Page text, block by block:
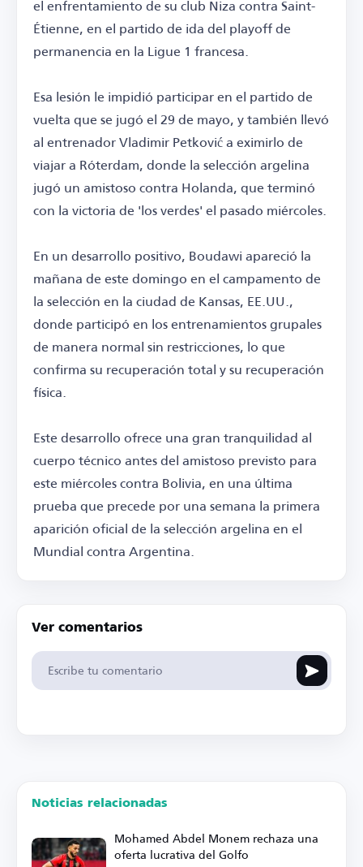
el enfrentamiento de su club Niza contra Saint-
Étienne, en el partido de ida del playoff de
permanencia en la Ligue 1 francesa.
Esa lesión le impidió participar en el partido de
vuelta que se jugó el 29 de mayo, y también llevó
al entrenador Vladimir Petković a eximirlo de
viajar a Róterdam, donde la selección argelina
jugó un amistoso contra Holanda, que terminó
con la victoria de 'los verdes' el pasado miércoles.
En un desarrollo positivo, Boudawi apareció la
mañana de este domingo en el campamento de
la selección en la ciudad de Kansas, EE.UU.,
donde participó en los entrenamientos grupales
de manera normal sin restricciones, lo que
confirma su recuperación total y su recuperación
física.
Este desarrollo ofrece una gran tranquilidad al
cuerpo técnico antes del amistoso previsto para
este miércoles contra Bolivia, en una última
prueba que precede por una semana la primera
aparición oficial de la selección argelina en el
Mundial contra Argentina.
Ver comentarios
Noticias relacionadas
Mohamed Abdel Monem rechaza una
oferta lucrativa del Golfo